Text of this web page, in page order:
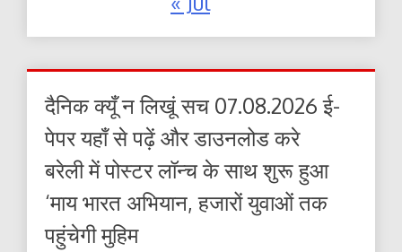
दैनिक क्यूँ न लिखूं सच 07.08.2026 ई-
पेपर यहाँ से पढ़ें और डाउनलोड करे
बरेली में पोस्टर लॉन्च के साथ शुरू हुआ
‘माय भारत अभियान, हजारों युवाओं तक
पहुंचेगी मुहिम